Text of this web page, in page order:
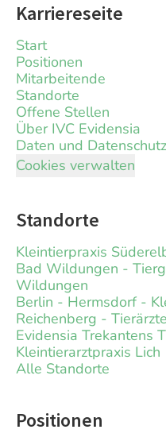
Karriereseite
Start
Positionen
Mitarbeitende
Standorte
Offene Stellen
Über IVC Evidensia
Daten und Datenschutz
Cookies verwalten
Standorte
Kleintierpraxis
Bad Wildungen -
Wildungen
Berlin - Hermsdorf -
Reichenberg -
Evidensia Trekantens
Kleintierarztpraxis Lich
Alle Standorte
Positionen